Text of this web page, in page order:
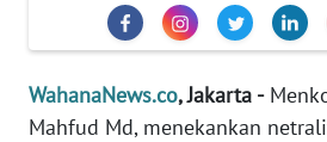
WahanaNews.co, Jakarta -
Mahfud Md, menekankan
OPINI
EDITORIAL